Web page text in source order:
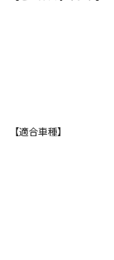
【適合車種】